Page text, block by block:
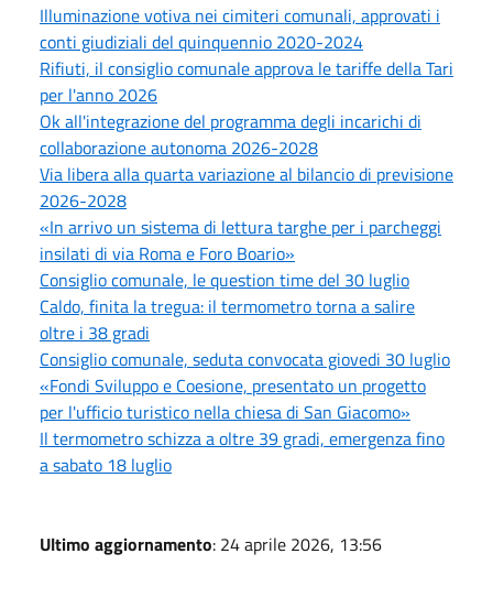
Illuminazione votiva nei cimiteri comunali, approvati i
conti giudiziali del quinquennio 2020-2024
Rifiuti, il consiglio comunale approva le tariffe della Tari
per l'anno 2026
Ok all'integrazione del programma degli incarichi di
collaborazione autonoma 2026-2028
Via libera alla quarta variazione al bilancio di previsione
2026-2028
«In arrivo un sistema di lettura targhe per i parcheggi
insilati di via Roma e Foro Boario»
Consiglio comunale, le question time del 30 luglio
Caldo, finita la tregua: il termometro torna a salire
oltre i 38 gradi
Consiglio comunale, seduta convocata giovedi 30 luglio
«Fondi Sviluppo e Coesione, presentato un progetto
per l'ufficio turistico nella chiesa di San Giacomo»
Il termometro schizza a oltre 39 gradi, emergenza fino
a sabato 18 luglio
Ultimo aggiornamento: 24 aprile 2026, 13:56